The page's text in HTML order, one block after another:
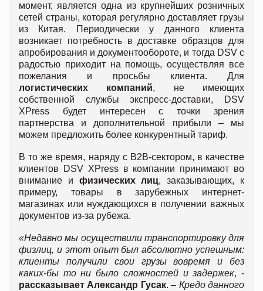
момент, является одна из крупнейших розничных
сетей страны, которая регулярно доставляет грузы
из Китая. Периодически у данного клиента
возникает потребность в доставке образцов для
апробирования и документообороте, и тогда DSV с
радостью приходит на помощь, осуществляя все
пожелания и просьбы клиента. Для
логистических компаний, не имеющих
собственной службы экспресс-доставки, DSV
XPress будет интересен с точки зрения
партнерства и дополнительной прибыли – мы
можем предложить более конкурентный тариф.
В то же время, наряду с B2B-сектором, в качестве
клиентов DSV XPress в компании принимают во
внимание и физических лиц, заказывающих, к
примеру, товары в зарубежных интернет-
магазинах или нуждающихся в получении важных
документов из-за рубежа.
«Недавно мы осуществили транспортировку для
физлиц, и этот опыт был абсолютно успешным:
клиенты получили свои грузы вовремя и без
каких-бы то ни было сложностей и задержек, -
рассказывает Александр Гусак.– Кредо данного